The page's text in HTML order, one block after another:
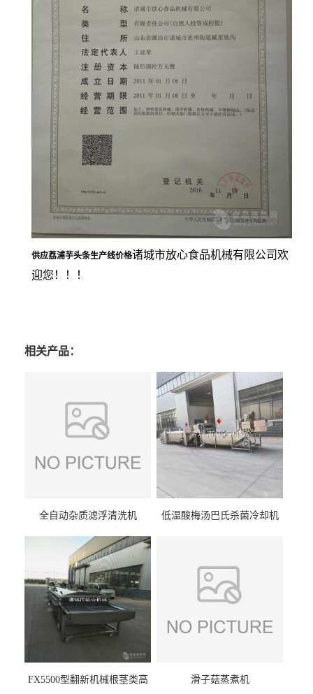
供应荔浦芋头条生产线价格诸城市放心食品机械有限公司欢
迎您！！！
相关产品：
全自动杂质滤浮清洗机 低温酸梅汤巴氏杀菌冷却机
FX5500型翻新机械根茎类高
滑子菇蒸煮机